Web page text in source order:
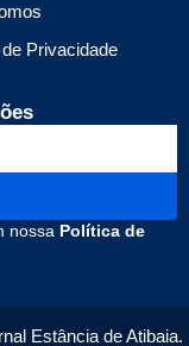
Privacidade
nossa Política de
Estância de Atibaia.